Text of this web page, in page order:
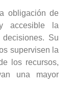
obligación de
accesible la
Su
supervisen la
los recursos,
una mayor